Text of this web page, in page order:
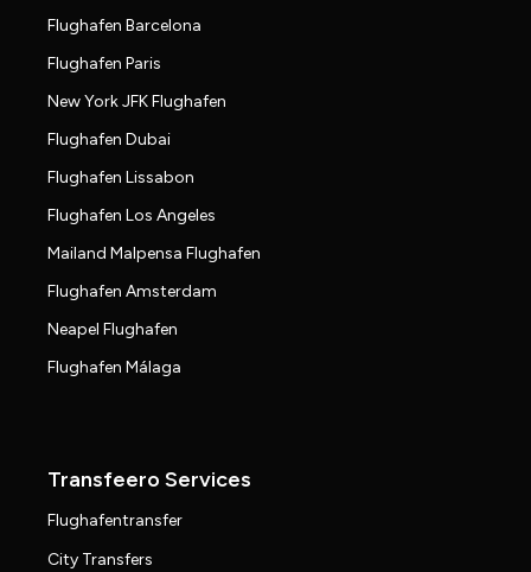
Flughafen Barcelona
Flughafen Paris
New York JFK Flughafen
Flughafen Dubai
Flughafen Lissabon
Flughafen Los Angeles
Mailand Malpensa Flughafen
Flughafen Amsterdam
Neapel Flughafen
Flughafen Málaga
Transfeero Services
Flughafentransfer
City Transfers